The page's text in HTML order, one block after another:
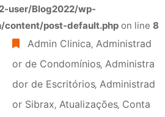
user/Blog2022/wp-
content/post-default.php on line 8
Admin Clinica‚ Administrad
or de Condomínios‚ Administra
dor de Escritórios‚ Administrad
or Sibrax‚ Atualizações‚ Conta